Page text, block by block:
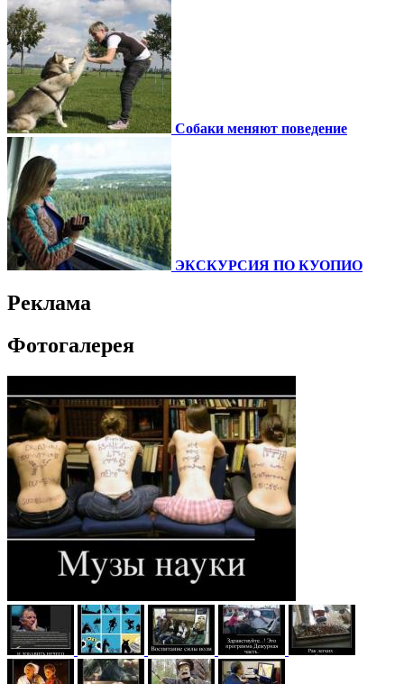
Собаки меняют поведение
ЭКСКУРСИЯ ПО КУОПИО
Реклама
Фотогалерея